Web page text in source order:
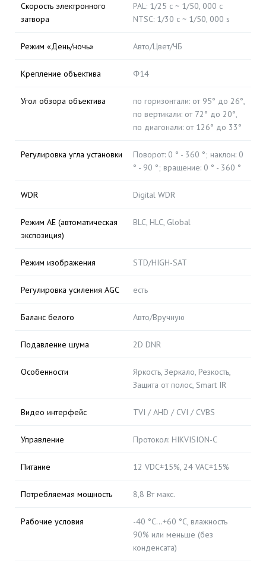
Скорость электронного
затвора
PAL: 1/25 с ~ 1/50, 000 с
NTSC: 1/30 с ~ 1/50, 000 s
Режим «День/ночь» Авто/Цвет/ЧБ
Крепление объектива Φ14
Угол обзора объектива
по горизонтали: от 95° до 26°,
по вертикали: от 72° до 20°,
по диагонали: от 126° до 33°
Регулировка угла установки
Поворот: 0 ° - 360 °; наклон: 0
° - 90 °; вращение: 0 ° - 360 °
WDR Digital WDR
Режим AE (автоматическая
экспозиция)
BLC, HLC, Global
Режим изображения STD/HIGH-SAT
Регулировка усиления AGC есть
Баланс белого Авто/Вручную
Подавление шума 2D DNR
Особенности
Яркость, Зеркало, Резкость,
Защита от полос, Smart IR
Видео интерфейс TVI / AHD / CVI / CVBS
Управление Протокол: HIKVISION-C
Питание 12 VDC±15%, 24 VAC±15%
Потребляемая мощность 8,8 Вт макс.
Рабочие условия
-40 °C…+60 °C, влажность
90% или меньше (без
конденсата)